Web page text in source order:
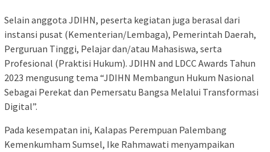
Selain anggota JDIHN, peserta kegiatan juga berasal dari
instansi pusat (Kementerian/Lembaga), Pemerintah Daerah,
Perguruan Tinggi, Pelajar dan/atau Mahasiswa, serta
Profesional (Praktisi Hukum). JDIHN and LDCC Awards Tahun
2023 mengusung tema “JDIHN Membangun Hukum Nasional
Sebagai Perekat dan Pemersatu Bangsa Melalui Transformasi
Digital”.
Pada kesempatan ini, Kalapas Perempuan Palembang
Kemenkumham Sumsel, Ike Rahmawati menyampaikan